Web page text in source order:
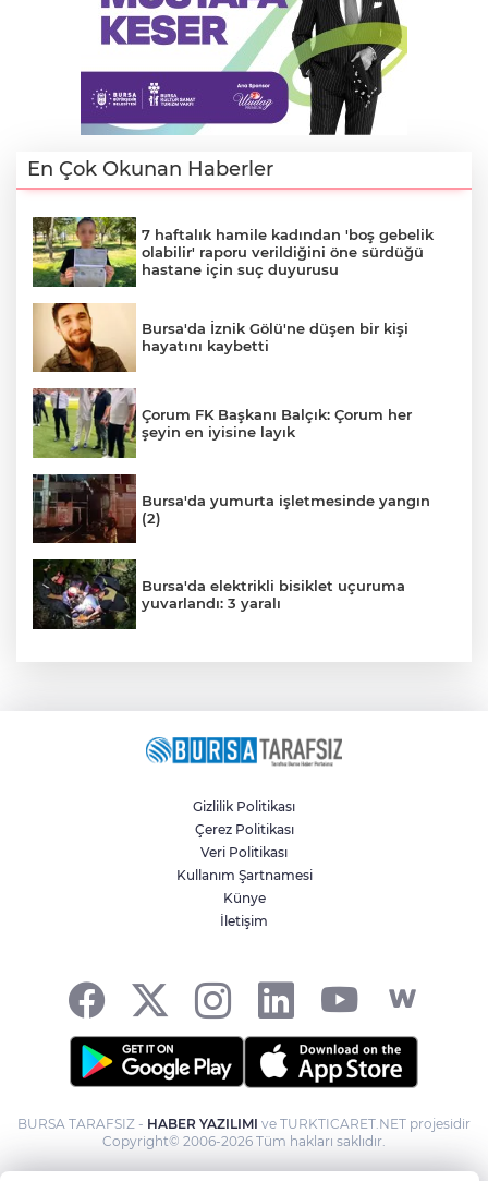
En Çok Okunan Haberler
7 haftalık hamile kadından 'boş gebelik
olabilir' raporu verildiğini öne sürdüğü
hastane için suç duyurusu
Bursa'da İznik Gölü'ne düşen bir kişi
hayatını kaybetti
Çorum FK Başkanı Balçık: Çorum her
şeyin en iyisine layık
Bursa'da yumurta işletmesinde yangın
(2)
Bursa'da elektrikli bisiklet uçuruma
yuvarlandı: 3 yaralı
Gizlilik Politikası
Çerez Politikası
Veri Politikası
Kullanım Şartnamesi
Künye
İletişim
BURSA TARAFSIZ - HABER YAZILIMI ve TURKTICARET.NET projesidir
Copyright© 2006-2026 Tüm hakları saklıdır.